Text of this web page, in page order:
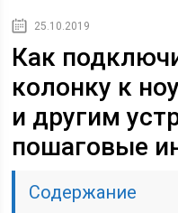
25.10.2019
Как
колонку к
и другим
пошаговые
Содержание